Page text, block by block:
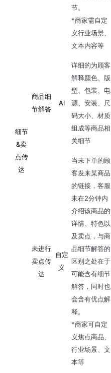
细节
&卖
点传
达
节。
*商家需自定
义行业场景、
文本内容等
商品细
节解答
AI
详细的为顾客
解释颜色、版
型、包装、电
源、安装、尺
码大小、材质
组成等商品相
关细节
未进行
卖点传
达
自定
义
当未下单的顾
客发来某商品
的链接，客服
未在2分钟内
介绍该商品的
详情、特色以
及卖点，与商
品细节解答的
区别之处在于
可能含有细节
解答，同时也
会含有优点解
释。
*商家可自定
义焦点商品、
行业场景、文
本等